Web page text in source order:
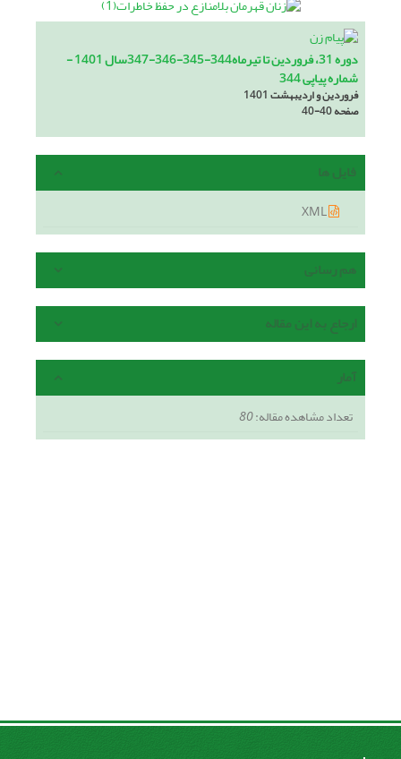
دوره 31، فروردین تا تیرماه344-345-346-347سال 1401 -
شماره پیاپی 344
فروردین و اردیبهشت 1401
صفحه40-40
فایل ها
هم رسانی
ارجاع به این مقاله
آمار
تعداد مشاهده مقاله:80